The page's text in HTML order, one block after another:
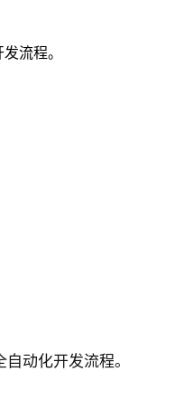
流程。
动化开发流程。